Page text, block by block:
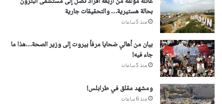
بحالة هستيرية… والتحقيقات جارية
منذ 5 ساعات
بيان من أهالي ضحايا مرفأ بيروت إلى وزير الصحة…هذا ما
جاء فيه!
منذ 5 ساعات
ومشهد مقلق في طرابلس!
منذ 6 ساعات